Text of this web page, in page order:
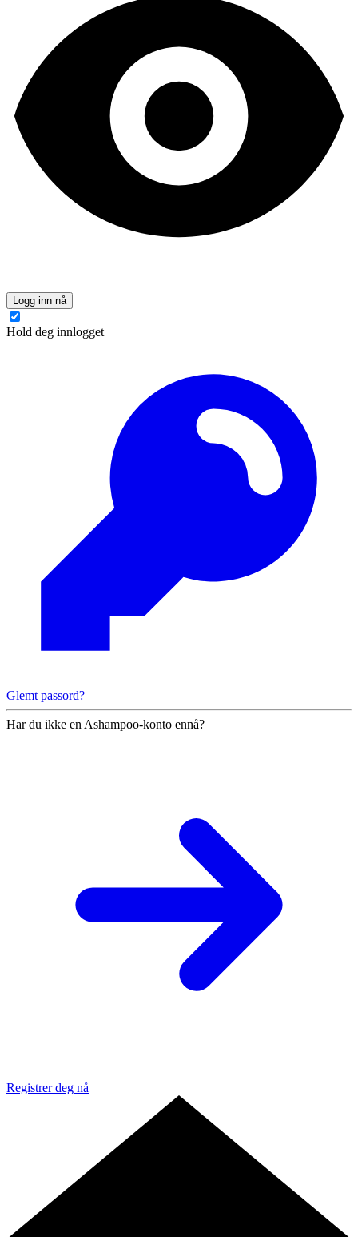
Logg inn nå
Hold deg innlogget
Glemt passord?
Har du ikke en Ashampoo-konto ennå?
Registrer deg nå